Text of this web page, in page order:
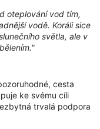
oteplování vod tím,
vodě. Koráli sice
světla, ale v
cesta
ke svému cíli
trvalá podpora